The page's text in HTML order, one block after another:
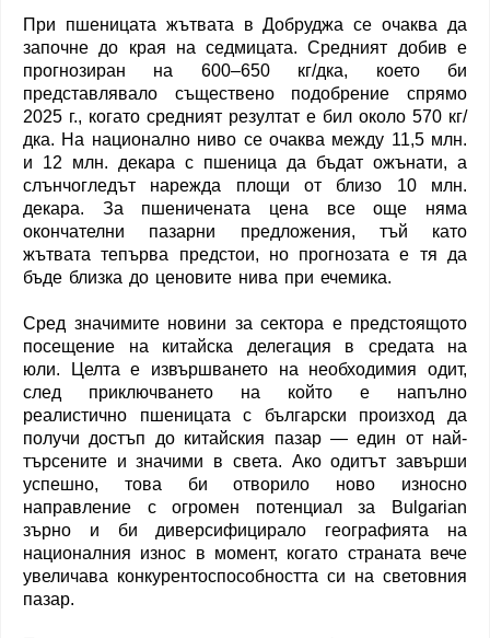
При пшеницата жътвата в Добруджа се очаква да
започне до края на седмицата. Средният добив е
прогнозиран на 600–650 кг/дка, което би
представлявало съществено подобрение спрямо
2025 г., когато средният резултат е бил около 570 кг/
дка. На национално ниво се очаква между 11,5 млн.
и 12 млн. декара с пшеница да бъдат ожънати, а
слънчогледът нарежда площи от близо 10 млн.
декара. За пшеничената цена все още няма
окончателни пазарни предложения, тъй като
жътвата тепърва предстои, но прогнозата е тя да
бъде близка до ценовите нива при ечемика.
Сред значимите новини за сектора е предстоящото
посещение на китайска делегация в средата на
юли. Целта е извършването на необходимия одит,
след приключването на който е напълно
реалистично пшеницата с български произход да
получи достъп до китайския пазар — един от най-
търсените и значими в света. Ако одитът завърши
успешно, това би отворило ново износно
направление с огромен потенциал за Bulgarian
зърно и би диверсифицирало географията на
националния износ в момент, когато страната вече
увеличава конкурентоспособността си на световния
пазар.